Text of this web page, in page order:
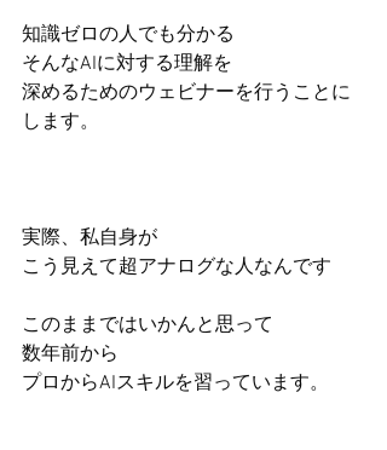
知識ゼロの人でも分かる
そんなAIに対する理解を
深めるためのウェビナーを行うことに
します。
実際、私自身が
こう見えて超アナログな人なんです
このままではいかんと思って
数年前から
プロからAIスキルを習っています。